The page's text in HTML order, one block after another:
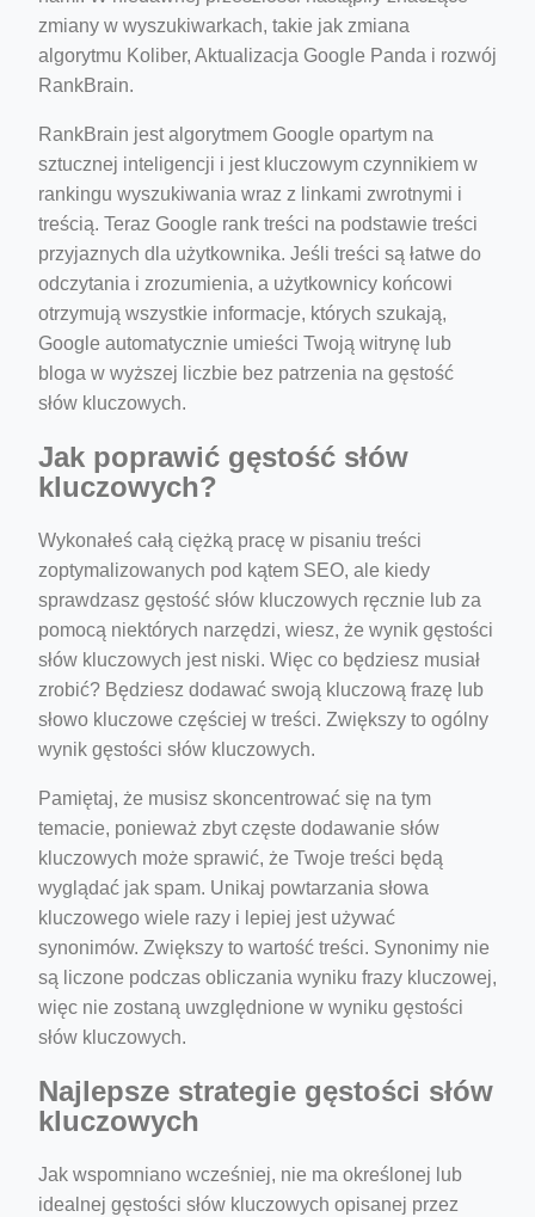
zmiany w wyszukiwarkach, takie jak zmiana
algorytmu Koliber, Aktualizacja Google Panda i rozwój
RankBrain.
RankBrain jest algorytmem Google opartym na
sztucznej inteligencji i jest kluczowym czynnikiem w
rankingu wyszukiwania wraz z linkami zwrotnymi i
treścią. Teraz Google rank treści na podstawie treści
przyjaznych dla użytkownika. Jeśli treści są łatwe do
odczytania i zrozumienia, a użytkownicy końcowi
otrzymują wszystkie informacje, których szukają,
Google automatycznie umieści Twoją witrynę lub
bloga w wyższej liczbie bez patrzenia na gęstość
słów kluczowych.
Jak poprawić gęstość słów
kluczowych?
Wykonałeś całą ciężką pracę w pisaniu treści
zoptymalizowanych pod kątem SEO, ale kiedy
sprawdzasz gęstość słów kluczowych ręcznie lub za
pomocą niektórych narzędzi, wiesz, że wynik gęstości
słów kluczowych jest niski. Więc co będziesz musiał
zrobić? Będziesz dodawać swoją kluczową frazę lub
słowo kluczowe częściej w treści. Zwiększy to ogólny
wynik gęstości słów kluczowych.
Pamiętaj, że musisz skoncentrować się na tym
temacie, ponieważ zbyt częste dodawanie słów
kluczowych może sprawić, że Twoje treści będą
wyglądać jak spam. Unikaj powtarzania słowa
kluczowego wiele razy i lepiej jest używać
synonimów. Zwiększy to wartość treści. Synonimy nie
są liczone podczas obliczania wyniku frazy kluczowej,
więc nie zostaną uwzględnione w wyniku gęstości
słów kluczowych.
Najlepsze strategie gęstości słów
kluczowych
Jak wspomniano wcześniej, nie ma określonej lub
idealnej gęstości słów kluczowych opisanej przez